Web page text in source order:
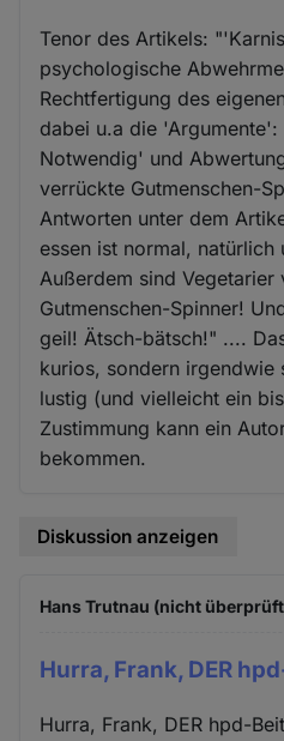
Tenor des Artikels:
psychologische
Rechtfertigung des
dabei u.a die
Notwendig' und
verrückte Gutmenschen-
Antworten unter dem
essen ist normal, natürlich
Außerdem sind Vegetarier
Gutmenschen-Spinner!
geil! Ätsch-bätsch!" ....
kurios, sondern irgendwie
lustig (und vielleicht ein
Zustimmung kann ein
bekommen.
Diskussion anzeigen
Hans Trutnau (nicht
Hurra, Frank, DER
Hurra, Frank, DER hpd-